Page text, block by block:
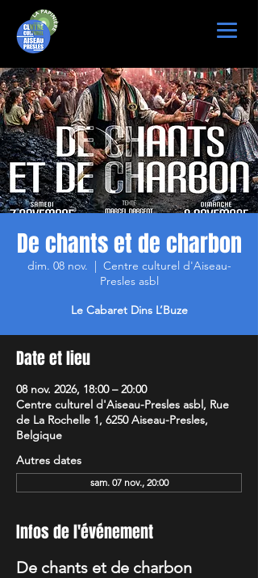
De chants et de charbon
dim. 08 nov.
  |
Centre culturel d'Aiseau-
Presles asbl
Le Cabaret Dins L’Buze
Date et lieu
08 nov. 2026, 18:00 – 20:00
Centre culturel d'Aiseau-Presles asbl, Rue
de La Rochelle 1, 6250 Aiseau-Presles,
Belgique
Autres dates
sam. 07 nov., 20:00
Infos de l'événement
De chants et de charbon